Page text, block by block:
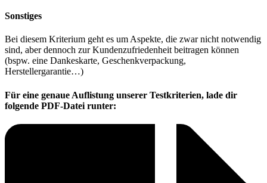
Sonstiges
Bei diesem Kriterium geht es um Aspekte, die zwar nicht notwendig
sind, aber dennoch zur Kundenzufriedenheit beitragen können
(bspw. eine Dankeskarte, Geschenkverpackung,
Herstellergarantie…)
Für eine genaue Auflistung unserer Testkriterien, lade dir
folgende PDF-Datei runter: